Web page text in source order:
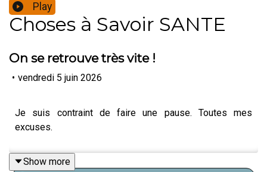
Play
Choses à Savoir SANTE
On se retrouve très vite !
• vendredi 5 juin 2026
Je suis contraint de faire une pause. Toutes mes
excuses.
Show more